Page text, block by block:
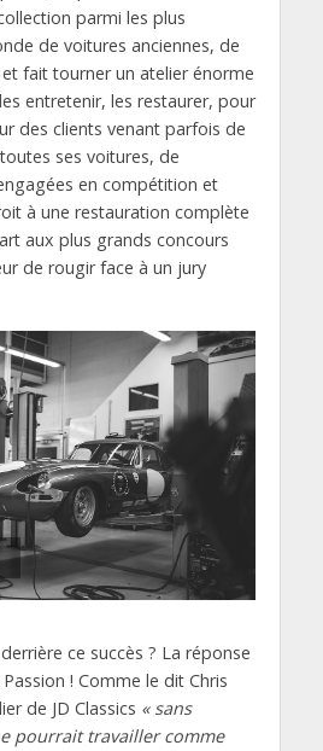
parmi les plus
de voitures anciennes, de
fait tourner un atelier énorme
entretenir, les restaurer, pour
des clients venant parfois de
ses voitures, de
en compétition et
à une restauration complète
aux plus grands concours
de rougir face à un jury
ce succès ? La réponse
! Comme le dit Chris
de JD Classics « sans
pourrait travailler comme